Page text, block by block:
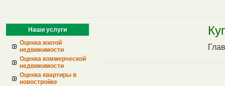
Наши услуги
Оценка жилой
недвижимости
Оценка коммерческой
недвижимости
Оценка квартиры в
новостройке